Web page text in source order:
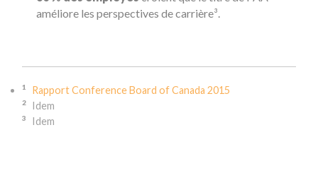
améliore les perspectives de carrière³.
1 Rapport Conference Board of Canada 2015
2 Idem
3 Idem